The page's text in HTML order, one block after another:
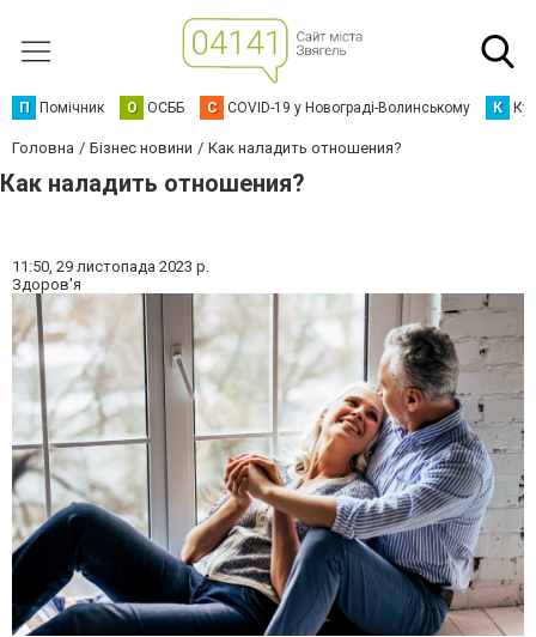
П Помічник О ОСББ C COVID-19 у Новограді-Волинському К
Головна Бізнес новини Как наладить отношения?
Как наладить отношения?
11:50, 29 листопада 2023 р.
Здоров'я